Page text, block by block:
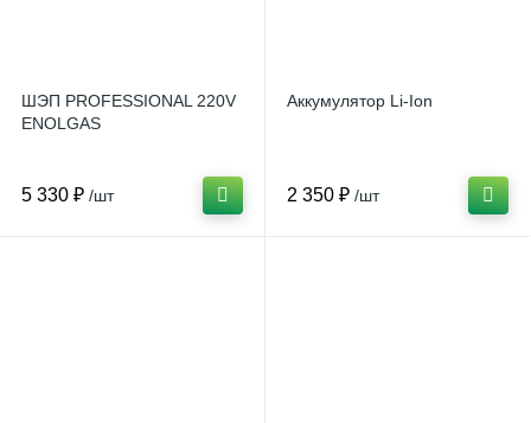
ШЭП PROFESSIONAL 220V
ENOLGAS
5 330 ₽ /шт
Аккумулятор Li-Ion
2 350 ₽ /шт